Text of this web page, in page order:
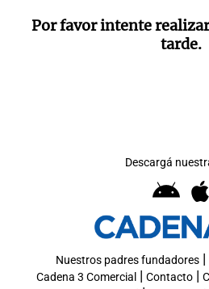
Por favor intente
tarde.
Descargá
Nuestros padres fundadores|
Cadena 3 Comercial | Contacto|